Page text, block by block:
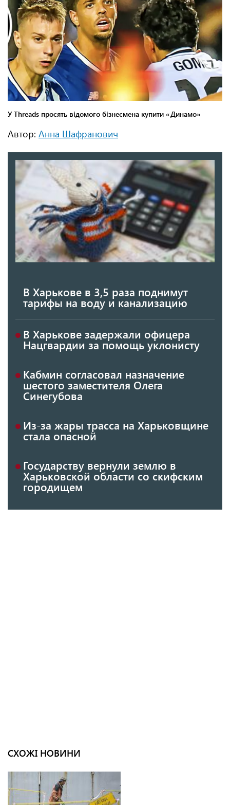
Автор: Анна Шафранович
В Харькове в 3,5 раза поднимут
тарифы на воду и канализацию
В Харькове задержали офицера
Нацгвардии за помощь уклонисту
Кабмин согласовал назначение
шестого заместителя Олега
Синегубова
Из-за жары трасса на Харьковщине
стала опасной
Государству вернули землю в
Харьковской области со скифским
городищем
СХОЖІ НОВИНИ